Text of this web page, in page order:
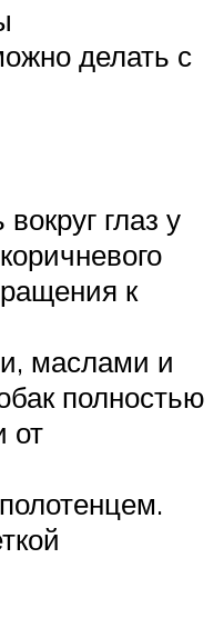
делать с
глаз у
к
маслами и
полностью
от